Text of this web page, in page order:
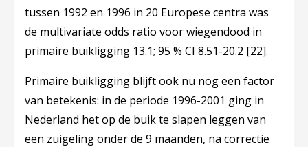
tussen 1992 en 1996 in 20 Europese centra was
de multivariate odds ratio voor wiegendood in
primaire buikligging 13.1; 95 % CI 8.51-20.2 [22].
Primaire buikligging blijft ook nu nog een factor
van betekenis: in de periode 1996-2001 ging in
Nederland het op de buik te slapen leggen van
een zuigeling onder de 9 maanden, na correctie